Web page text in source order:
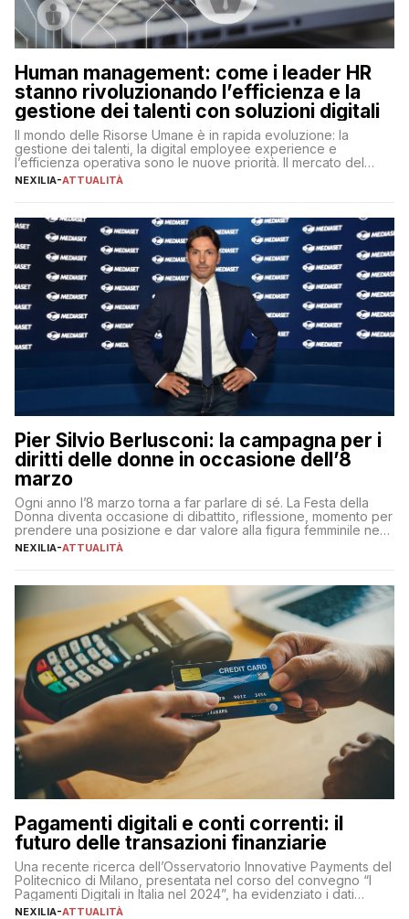
Human management: come i leader HR
stanno rivoluzionando l’efficienza e la
gestione dei talenti con soluzioni digitali
Il mondo delle Risorse Umane è in rapida evoluzione: la
gestione dei talenti, la digital employee experience e
l’efficienza operativa sono le nuove priorità. Il mercato del
lavoro, d’altra parte, è sempre più competitivo con una lotta
NEXILIA-ATTUALITÀ
Pier Silvio Berlusconi: la campagna per i
diritti delle donne in occasione dell’8
marzo
Ogni anno l’8 marzo torna a far parlare di sé. La Festa della
Donna diventa occasione di dibattito, riflessione, momento per
prendere una posizione e dar valore alla figura femminile nella
sua complessità e crucialità. A lanciare un messaggio “forte e
NEXILIA-ATTUALITÀ
Pagamenti digitali e conti correnti: il
futuro delle transazioni finanziarie
Una recente ricerca dell’Osservatorio Innovative Payments del
Politecnico di Milano, presentata nel corso del convegno “I
Pagamenti Digitali in Italia nel 2024”, ha evidenziato i dati
definitivi del primo semestre 2024 relativamente alle
NEXILIA-ATTUALITÀ